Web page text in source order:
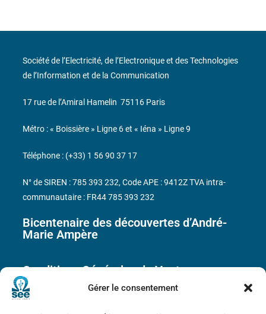
Gérer le consentement
Bicentenaire des découvertes d’André-
Marie Ampère
Conditions Générales de Vente
Société de l’Electricité, de l’Electronique et des Technologies
de l’Information et de la Communication
17 rue de l’Amiral Hamelin 75116 Paris
Métro : « Boissière » Ligne 6 et « Iéna » Ligne 9
Téléphone : (+33) 1 56 90 37 17
N° de SIREN : 785 393 232, Code APE : 9412Z TVA intra-
communautaire : FR44 785 393 232